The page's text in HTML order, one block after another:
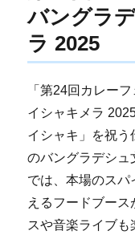
バングラ
ラ 2025
「第24回カレー
イシャキメラ
イシャキ」を祝う
のバングラデシュ
では、本場のスパ
えるフードブー
スや音楽ライブも